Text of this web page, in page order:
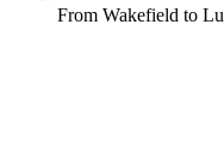
From Wakefield to